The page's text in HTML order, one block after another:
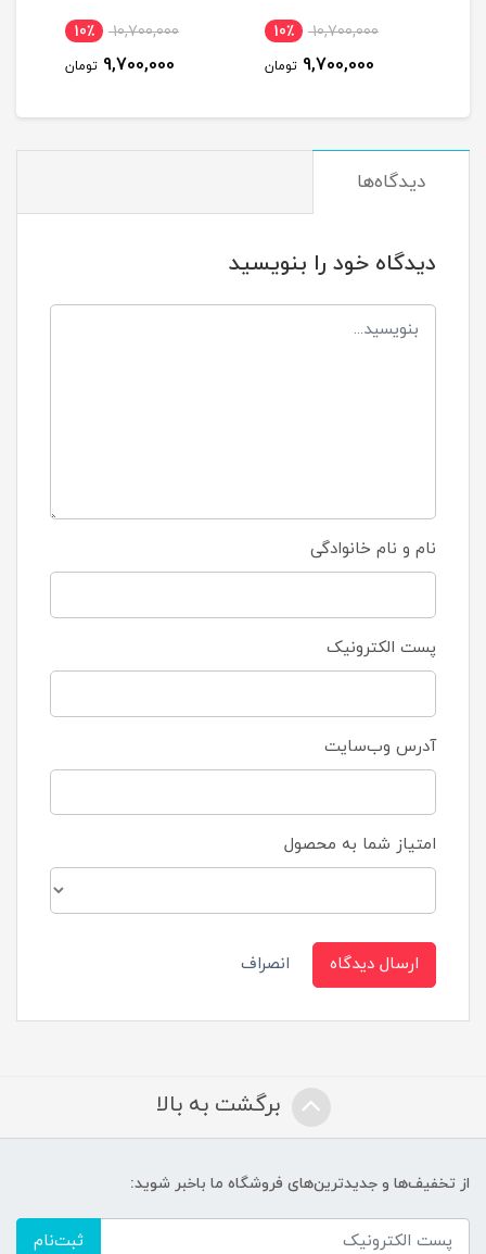
10,700,000 10٪
9,700,000 تومان
10,700,000 10٪
9,700,000 تومان
دیدگاه‌ها
دیدگاه خود را بنویسید
نام و نام خانوادگی
پست الکترونیک
آدرس وب‌سایت
امتیاز شما به محصول
ارسال دیدگاه انصراف
برگشت به بالا
از تخفیف‌ها و جدیدترین‌های فروشگاه ما باخبر شوید:
ثبت‌نام